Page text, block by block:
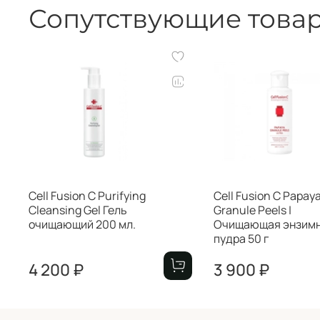
Сопутствующие
Cell Fusion C Purifying
Cleansing Gel Гель
очищающий 200 мл.
4 200 ₽
Cell Fusion C Papaya
Granule Peels |
Очищающая
пудра 50 г
3 900 ₽